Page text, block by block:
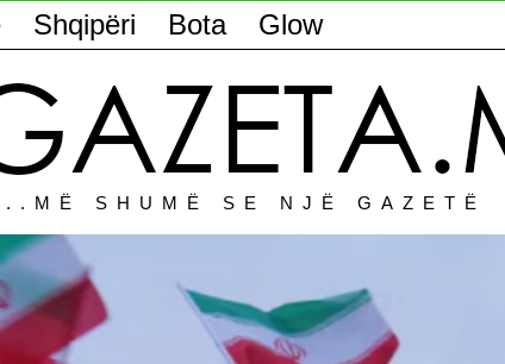
Shqipëri Bota Glow
SHUMË SE NJË GAZETË